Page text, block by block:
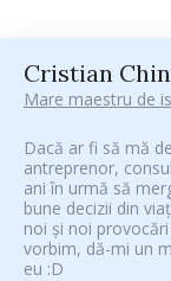
Cristian
Mare maestru de
Dacă ar fi să mă
antreprenor,
ani în urmă să
bune decizii din
noi și noi
vorbim, dă-mi un
eu :D